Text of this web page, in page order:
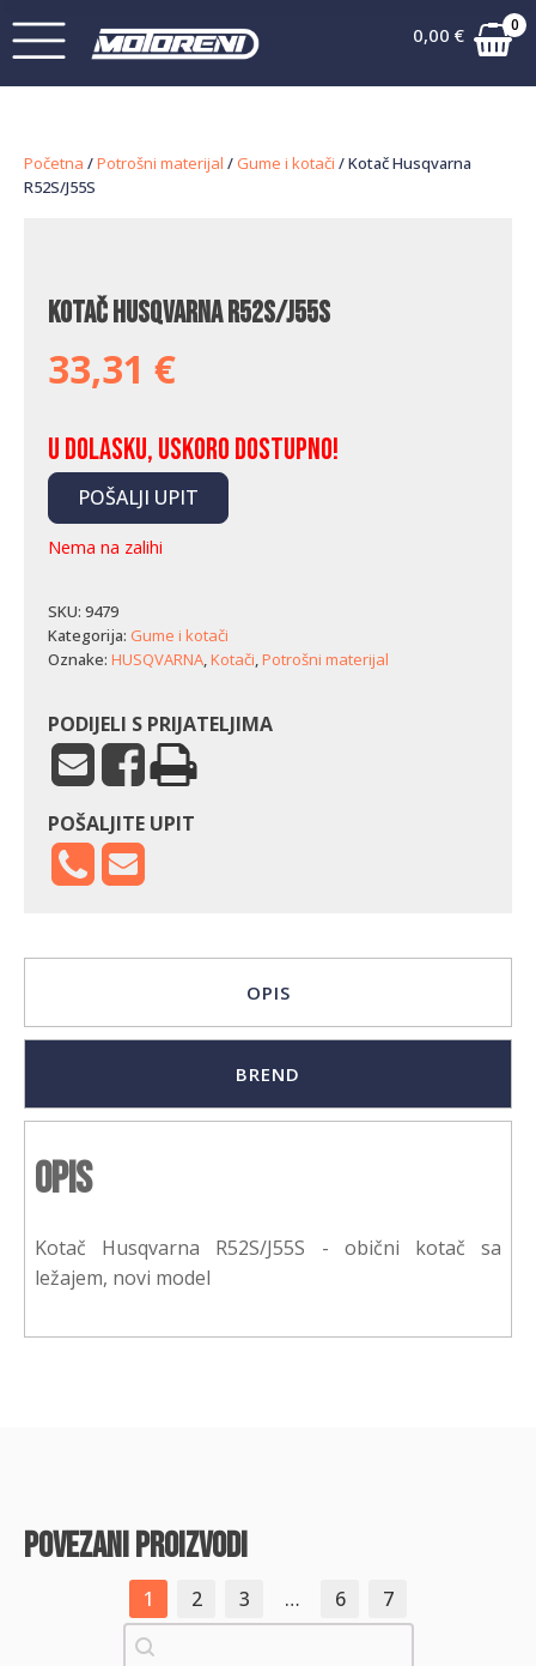
0,00 € 0
Početna /Potrošni materijal / Gume i kotači / Kotač Husqvarna
R52S/J55S
Kotač Husqvarna R52S/J55S
33,31 €
U dolasku, uskoro dostupno!
POŠALJI UPIT
Nema na zalihi
SKU: 9479
Kategorija: Gume i kotači
Oznake: HUSQVARNA,Kotači,Potrošni materijal
PODIJELI S PRIJATELJIMA
POŠALJITE UPIT
OPIS
BREND
Opis
Kotač Husqvarna R52S/J55S - obični kotač sa
ležajem, novi model
povezani proizvodi
1 2 3 … 6
7
Pretraži